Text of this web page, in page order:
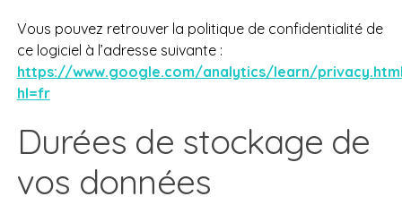
Vous pouvez retrouver la politique de confidentialité de
ce logiciel à l’adresse suivante :
https://www.google.com/analytics/learn/
hl=fr
Durées de stockage de
vos données